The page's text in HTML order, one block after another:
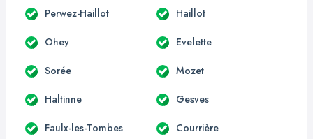
Perwez-Haillot Haillot
Ohey Evelette
Sorée Mozet
Haltinne Gesves
Faulx-les-Tombes Courrière